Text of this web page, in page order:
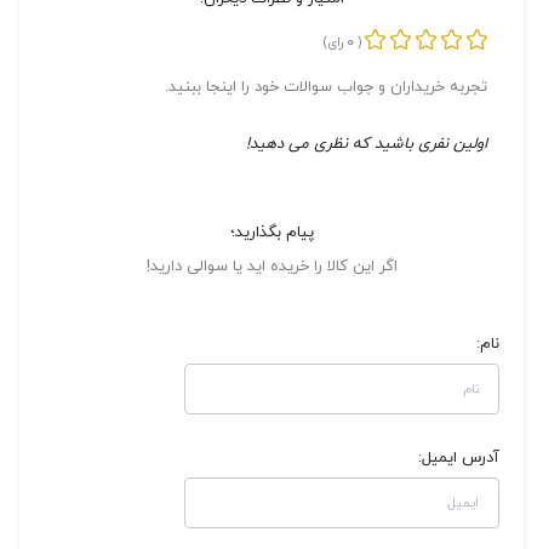
(
0 رای)
تجربه خریداران و جواب سوالات خود را اینجا ببنید.
اولین نفری باشید که نظری می دهید!
پیام بگذارید؛
اگر این کالا را خریده اید یا سوالی دارید!
نام:
آدرس ایمیل: